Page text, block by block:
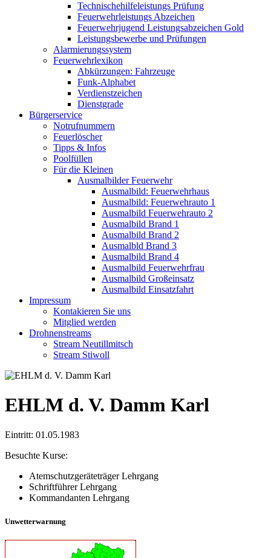
Technischehilfeleistungs Prüfung
Feuerwehrleistungs Abzeichen
Feuerwehrjugend Leistungsabzeichen Gold
Leistungsbewerbe und Prüfungen
Alarmierungssystem
Feuerwehrlexikon
Abkürzungen: Fahrzeuge
Funk-Alphabet
Verdienstzeichen
Dienstgrade
Bürgerservice
Notrufnummern
Feuerlöscher
Tipps & Infos
Poolfüllen
Für die Kleinen
Ausmalbilder Feuerwehr
Ausmalbild: Feuerwehrhaus
Ausmalbild: Feuerwehrauto 1
Ausmalbild Feuerwehrauto 2
Ausmalbild Brand 1
Ausmalbild Brand 2
Ausmalbld Brand 3
Ausmalbild Brand 4
Ausmalbild Feuerwehrfrau
Ausmalbild Großeinsatz
Ausmalbild Einsatzfahrt
Impressum
Kontakieren Sie uns
Mitglied werden
Drohnenstreams
Stream Neutillmitsch
Stream Stiwoll
EHLM d. V. Damm Karl
Eintritt: 01.05.1983
Besuchte Kurse:
Atemschutzgeräteträger Lehrgang
Schriftführer Lehrgang
Kommandanten Lehrgang
Unwetterwarnung